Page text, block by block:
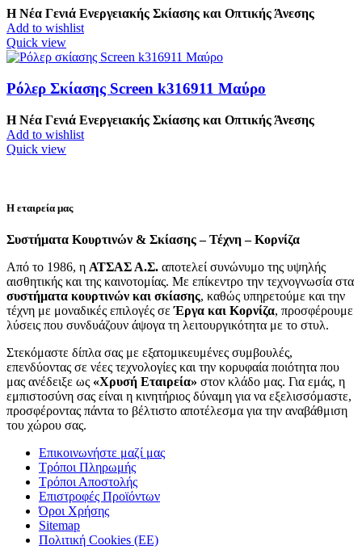
Η Νέα Γενιά Ενεργειακής Σκίασης και Οπτικής Άνεσης
Add to wishlist
Quick view
Ρόλερ Σκίασης Screen k316911 Μαύρο
Η Νέα Γενιά Ενεργειακής Σκίασης και Οπτικής Άνεσης
Add to wishlist
Quick view
Η εταιρεία μας
Συστήματα Κουρτινών & Σκίασης – Τέχνη – Κορνίζα
Από το 1986, η ΑΤΣΑΣ Α.Σ. αποτελεί συνώνυμο της υψηλής
αισθητικής και της καινοτομίας. Με επίκεντρο την τεχνογνωσία στα
συστήματα κουρτινών και σκίασης, καθώς υπηρετούμε και την
τέχνη με μοναδικές επιλογές σεΈργα και Κορνίζα, προσφέρουμε
λύσεις που συνδυάζουν άψογα τη λειτουργικότητα με το στυλ.
Στεκόμαστε δίπλα σας με εξατομικευμένες συμβουλές,
επενδύοντας σε νέες τεχνολογίες και την κορυφαία ποιότητα που
μας ανέδειξε ως «Χρυσή Εταιρεία» στον κλάδο μας. Για εμάς, η
εμπιστοσύνη σας είναι η κινητήριος δύναμη για να εξελισσόμαστε,
προσφέροντας πάντα το βέλτιστο αποτέλεσμα για την αναβάθμιση
του χώρου σας.
Επικοινωνήστε μαζί μας
Τρόποι Πληρωμής
Τρόποι Αποστολής
Επιστροφές Προϊόντων
Όροι Χρήσης
Sitemap
Πολιτική Cookies (ΕΕ)